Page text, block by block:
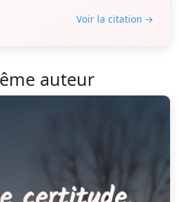
Voir la citation →
auteur